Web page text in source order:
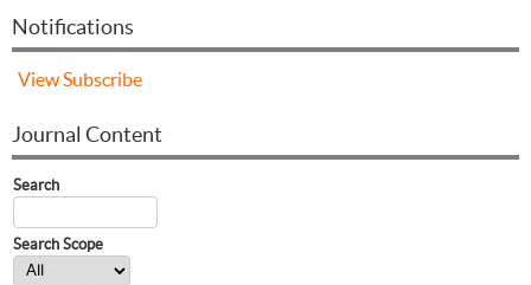
Notifications
ViewSubscribe
Journal Content
Search
Search Scope